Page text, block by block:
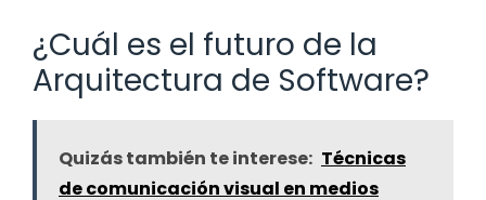
¿Cuál es el futuro de la
Arquitectura de Software?
Quizás también te interese: Técnicas
de comunicación visual en medios